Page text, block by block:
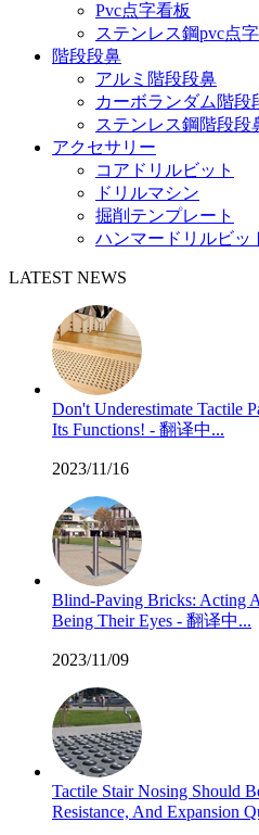
Pvc点字看板
ステンレス鋼pvc点
階段段鼻
アルミ階段段鼻
カーボランダム階段
ステンレス鋼階段段
アクセサリー
コアドリルビット
ドリルマシン
掘削テンプレート
ハンマードリルビッ
LATEST NEWS
Don't Underestimate Tactile
Its Functions! - 翻译中...
2023/11/16
Blind-Paving Bricks: Acting
Being Their Eyes - 翻译中...
2023/11/09
Tactile Stair Nosing Should
Resistance, And Expansion